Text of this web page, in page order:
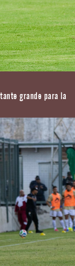
grande para la